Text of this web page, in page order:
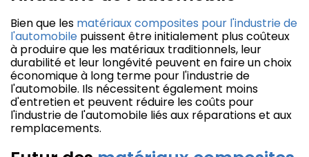
Bien que les matériaux composites pour l'industrie de
l'automobile puissent être initialement plus coûteux
à produire que les matériaux traditionnels, leur
durabilité et leur longévité peuvent en faire un choix
économique à long terme pour l'industrie de
l'automobile. Ils nécessitent également moins
d'entretien et peuvent réduire les coûts pour
l'industrie de l'automobile liés aux réparations et aux
remplacements.